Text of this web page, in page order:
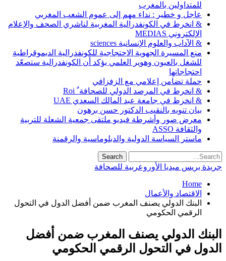
للمتداولين بالمغرب
عاجل و خطير : نداء مهم إلى عموم الشعب المغربي
& انخرط في الكونفدرالية المغربية لناشري الصحف والإعلام
الإلكتروني MEDIAS
& الآداب والعلوم الإنسانية sciences
منع المسيرة الجهوية الاحتجاجية للكونفدرالية الديموقراطية
للشغل بالعيون وهوير العلمي يؤكد أن الكونفدرالية ستصعّد
احتجاجاتها
حملة تضامن إعلامي مع الزفزافي
& انخرط في المرصد الدولي للصحافة ٌ Roi
& انخرط في جامعة عبد المالك السعدي UAE
بيان تنويه بالنقيب الدكتور حسن برهون
معرض صور وأشرطة فيديو ملتقى جمعية الشعلة للتربية
والثقافة ASSO
ماستر السياسة الدولية والدبلوماسية والرقمنة
جريدة بريس ميديا الأوروعربية للصحافة
Home
الاقتصاد والأعمال
البنك الدولي يصنف المغرب ضمن أفضل الدول في التحول
الرقمي الحكومي
البنك الدولي يصنف المغرب ضمن أفضل
الدول في التحول الرقمي الحكومي